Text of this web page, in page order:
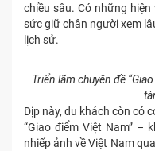
chiều sâu. Có những
sức giữ chân người xem
lịch sử.
Triển lãm chuyên đề
Dịp này, du khách còn có
“Giao điểm Việt Nam” –
nhiếp ảnh về Việt Nam